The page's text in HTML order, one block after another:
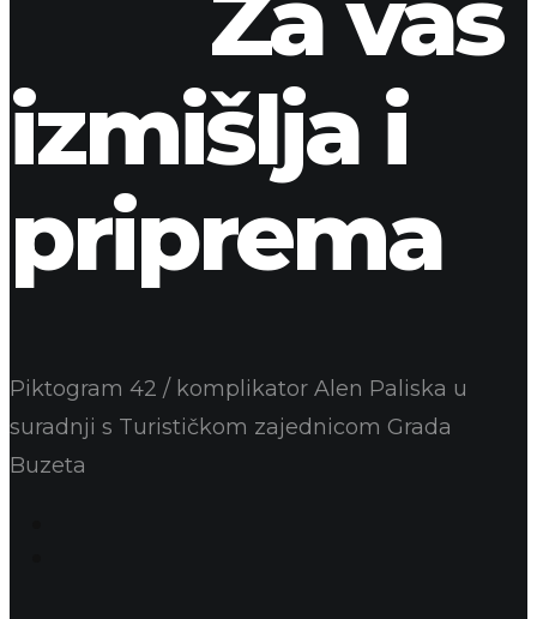
izmišlja i
priprema
Piktogram 42 / komplikator Alen Paliska u
suradnji s Turističkom zajednicom Grada
Buzeta